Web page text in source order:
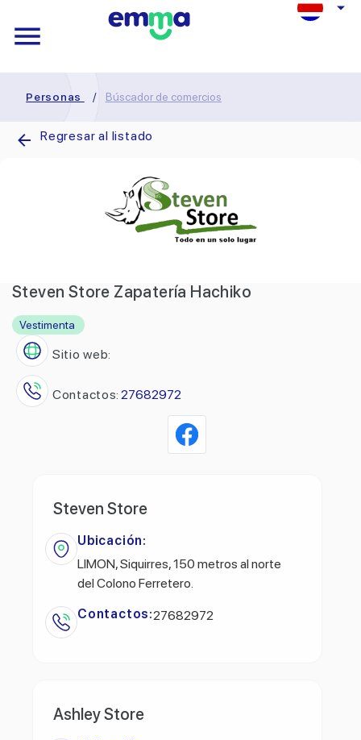
Personas / Búscador de comercios
Regresar al listado
Steven Store Zapatería Hachiko
Vestimenta
Sitio web:
Contactos: 27682972
Steven Store
Ubicación:
LIMON, Siquirres, 150 metros al norte
del Colono Ferretero.
Contactos:27682972
Ashley Store